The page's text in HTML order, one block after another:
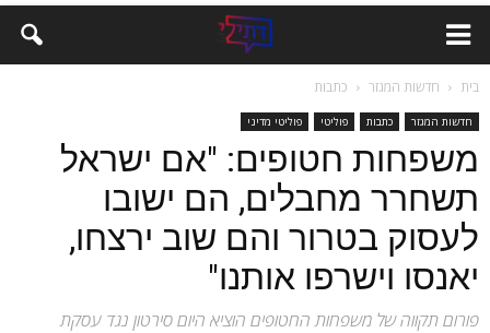
בית חדשות המגזר כתבות
חדשות המגזר כתבות פוליטי פוליטי מדיני
משפחות חטופים: "אם ישראל
תשחרר מחבלים, הם ישובו
לעסוק בטרור והם שוב ירצחו,
יאנסו וישרפו אותנו"
פורום תקווה של משפחות החטופים הוציא היום סירטון נגד עסקת